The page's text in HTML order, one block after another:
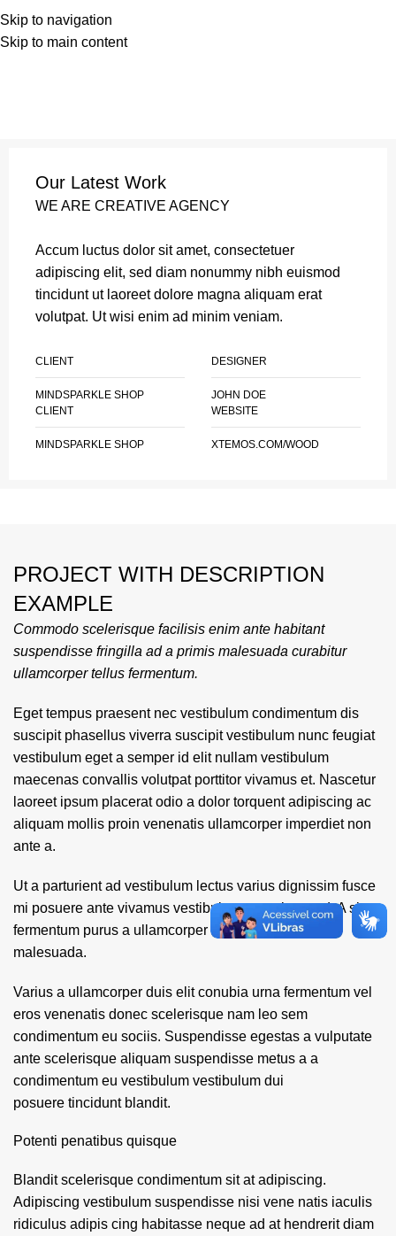
Skip to navigation
Skip to main content
Our Latest Work
WE ARE CREATIVE AGENCY
Accum luctus dolor sit amet, consectetuer
adipiscing elit, sed diam nonummy nibh euismod
tincidunt ut laoreet dolore magna aliquam erat
volutpat. Ut wisi enim ad minim veniam.
CLIENT
MINDSPARKLE SHOP
DESIGNER
JOHN DOE
CLIENT
MINDSPARKLE SHOP
WEBSITE
XTEMOS.COM/WOOD
PROJECT WITH DESCRIPTION
EXAMPLE
Commodo scelerisque facilisis enim ante habitant
suspendisse fringilla ad a primis malesuada curabitur
ullamcorper tellus fermentum.
Eget tempus praesent nec vestibulum condimentum dis
suscipit phasellus viverra suscipit vestibulum nunc feugiat
vestibulum eget a semper id elit nullam vestibulum
maecenas convallis volutpat porttitor vivamus et. Nascetur
laoreet ipsum placerat odio a dolor torquent adipiscing ac
aliquam mollis proin venenatis ullamcorper imperdiet non
ante a.
Ut a parturient ad vestibulum lectus varius dignissim fusce
mi posuere ante vivamus vestibulum parturient sed. A sit
fermentum purus a ullamcorper a condimentum at
malesuada.
Varius a ullamcorper duis elit conubia urna fermentum vel
eros venenatis donec scelerisque nam leo sem
condimentum eu sociis. Suspendisse egestas a vulputate
ante scelerisque aliquam suspendisse metus a a
condimentum eu vestibulum vestibulum dui
posuere tincidunt blandit.
Potenti penatibus quisque
Blandit scelerisque condimentum sit at adipiscing.
Adipiscing vestibulum suspendisse nisi vene natis iaculis
ridiculus adipis cing habitasse neque ad at hendrerit diam